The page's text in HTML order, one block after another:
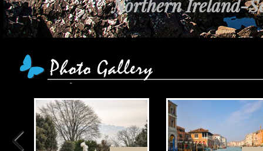
Northern Ireland-
เส้นทาง Egypt-